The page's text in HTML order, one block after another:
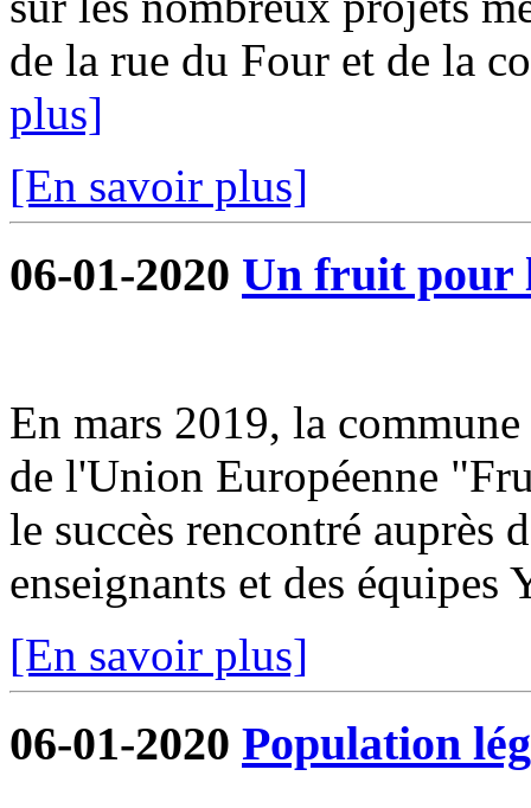
de la rue du Four et de la
plus]
[En savoir plus]
06-01-2020 Un fruit pour
En mars 2019, la
de l'Union Européenne
le succès rencontré auprès
enseignants et des
[En savoir plus]
06-01-2020 Population